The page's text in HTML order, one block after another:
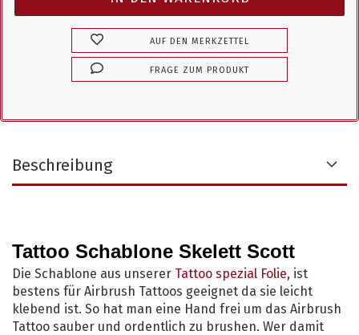
AUF DEN MERKZETTEL
FRAGE ZUM PRODUKT
Beschreibung
Tattoo Schablone Skelett Scott
Die Schablone aus unserer Tattoo spezial Folie, ist
bestens für Airbrush Tattoos geeignet da sie leicht
klebend ist. So hat man eine Hand frei um das Airbrush
Tattoo sauber und ordentlich zu brushen. Wer damit